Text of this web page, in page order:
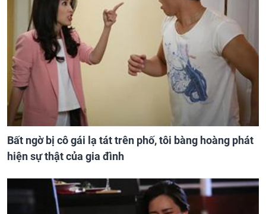
Bất ngờ bị cô gái lạ tát trên phố, tôi bàng hoàng phát
hiện sự thật của gia đình